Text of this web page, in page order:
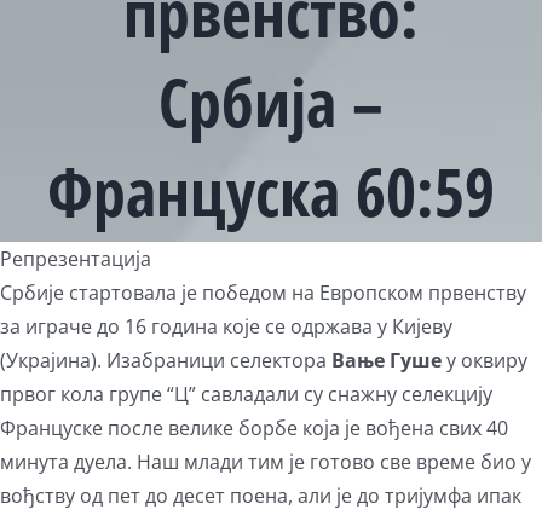
Србија –
Француска 60:59
Репрезентација
Србије стартовала је победом на Европском првенству
за играче до 16 година које се одржава у Кијеву
(Украјина). Изабраници селектора Вање Гушеу оквиру
првог кола групе “Ц” савладали су снажну селекцију
Француске после велике борбе која је вођена свих 40
минута дуела. Наш млади тим је готово све време био у
вођству од пет до десет поена, али је до тријумфа ипак